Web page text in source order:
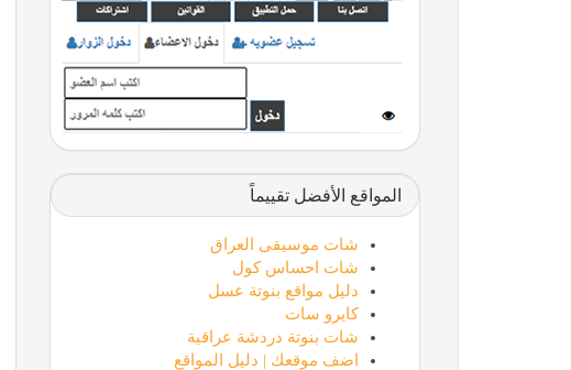
المواقع الأفضل تقييماً
شات موسيقى العراق
شات احساس كول
دليل مواقع بنوتة عسل
كايرو سات
شات بنوتة دردشة عراقية
اضف موقعك | دليل المواقع